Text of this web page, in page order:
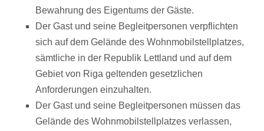
Bewahrung des Eigentums der Gäste.
Der Gast und seine Begleitpersonen verpflichten
sich auf dem Gelände des Wohnmobilstellplatzes,
sämtliche in der Republik Lettland und auf dem
Gebiet von Riga geltenden gesetzlichen
Anforderungen einzuhalten.
Der Gast und seine Begleitpersonen müssen das
Gelände des Wohnmobilstellplatzes verlassen,